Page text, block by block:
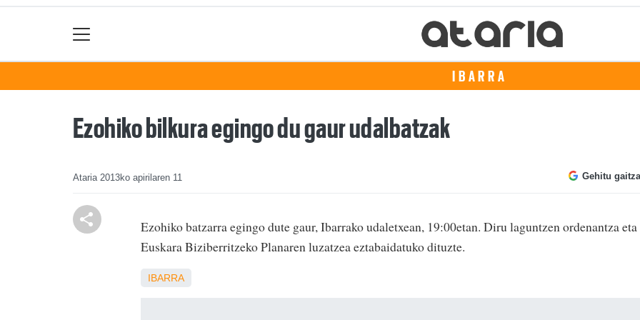
IBARRA
Ezohiko bilkura egingo du gaur udalbatzak
Ataria 2013ko apirilaren 11 Gehitu
Ezohiko batzarra egingo dute gaur, Ibarrako udaletxean, 19:00etan. Diru laguntzen ordenantza eta
Euskara Biziberritzeko Planaren luzatzea eztabaidatuko dituzte.
IBARRA